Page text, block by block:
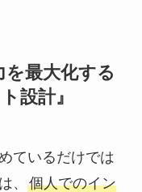
最大化する
設計』
ているだけでは
、 個人でのイン